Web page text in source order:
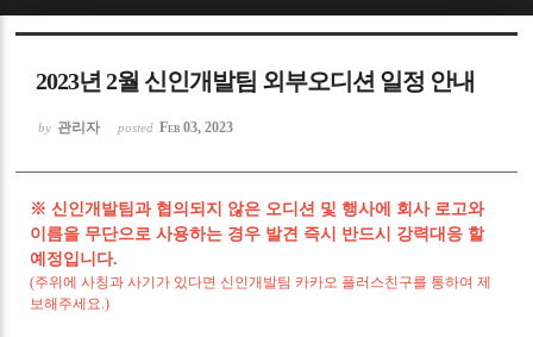
2023년 2월 신인개발팀 외부오디션 일정 안내
by 관리자 posted Feb 03, 2023
※ 신인개발팀과 협의되지 않은 오디션 및 행사에 회사 로고와
이름을 무단으로 사용하는 경우 발견 즉시 반드시 강력대응 할
예정입니다.
(주위에 사칭과 사기가 있다면 신인개발팀 카카오 플러스친구를 통하여 제
보해주세요.)
Sketchbook5, 스케치북5
Sketchbook5, 스케치북5